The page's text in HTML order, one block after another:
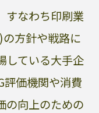
すなわち印刷業
方針や戦路に
している大手企
評価機関や消費
の向上のための